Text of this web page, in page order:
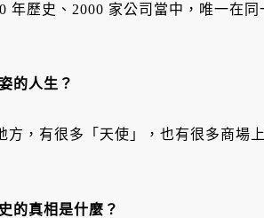
年歷史、2000 家公司當中，唯一在
的人生？
方，有很多「天使」，也有很多商場
的真相是什麼？